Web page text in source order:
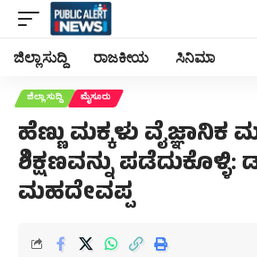
ಜಿಲ್ಲಾ ಸುದ್ದಿ ರಾಜಕೀಯ ಸಿನಿಮಾ
ಜಿಲ್ಲಾ ಸುದ್ದಿ ಮೈಸೂರು
ಹೆಣ್ಣು ಮಕ್ಕಳು ವೈಜ್ಞಾನಿಕ
ಶಿಕ್ಷಣವನ್ನು
ಮಹದೇವಪ್ಪ